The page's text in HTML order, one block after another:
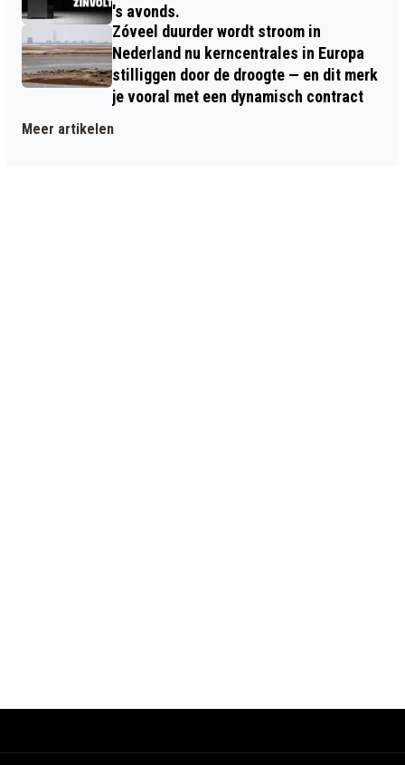
's avonds.
Zóveel duurder wordt stroom in
Nederland nu kerncentrales in Europa
stilliggen door de droogte — en dit merk
je vooral met een dynamisch contract
Meer artikelen